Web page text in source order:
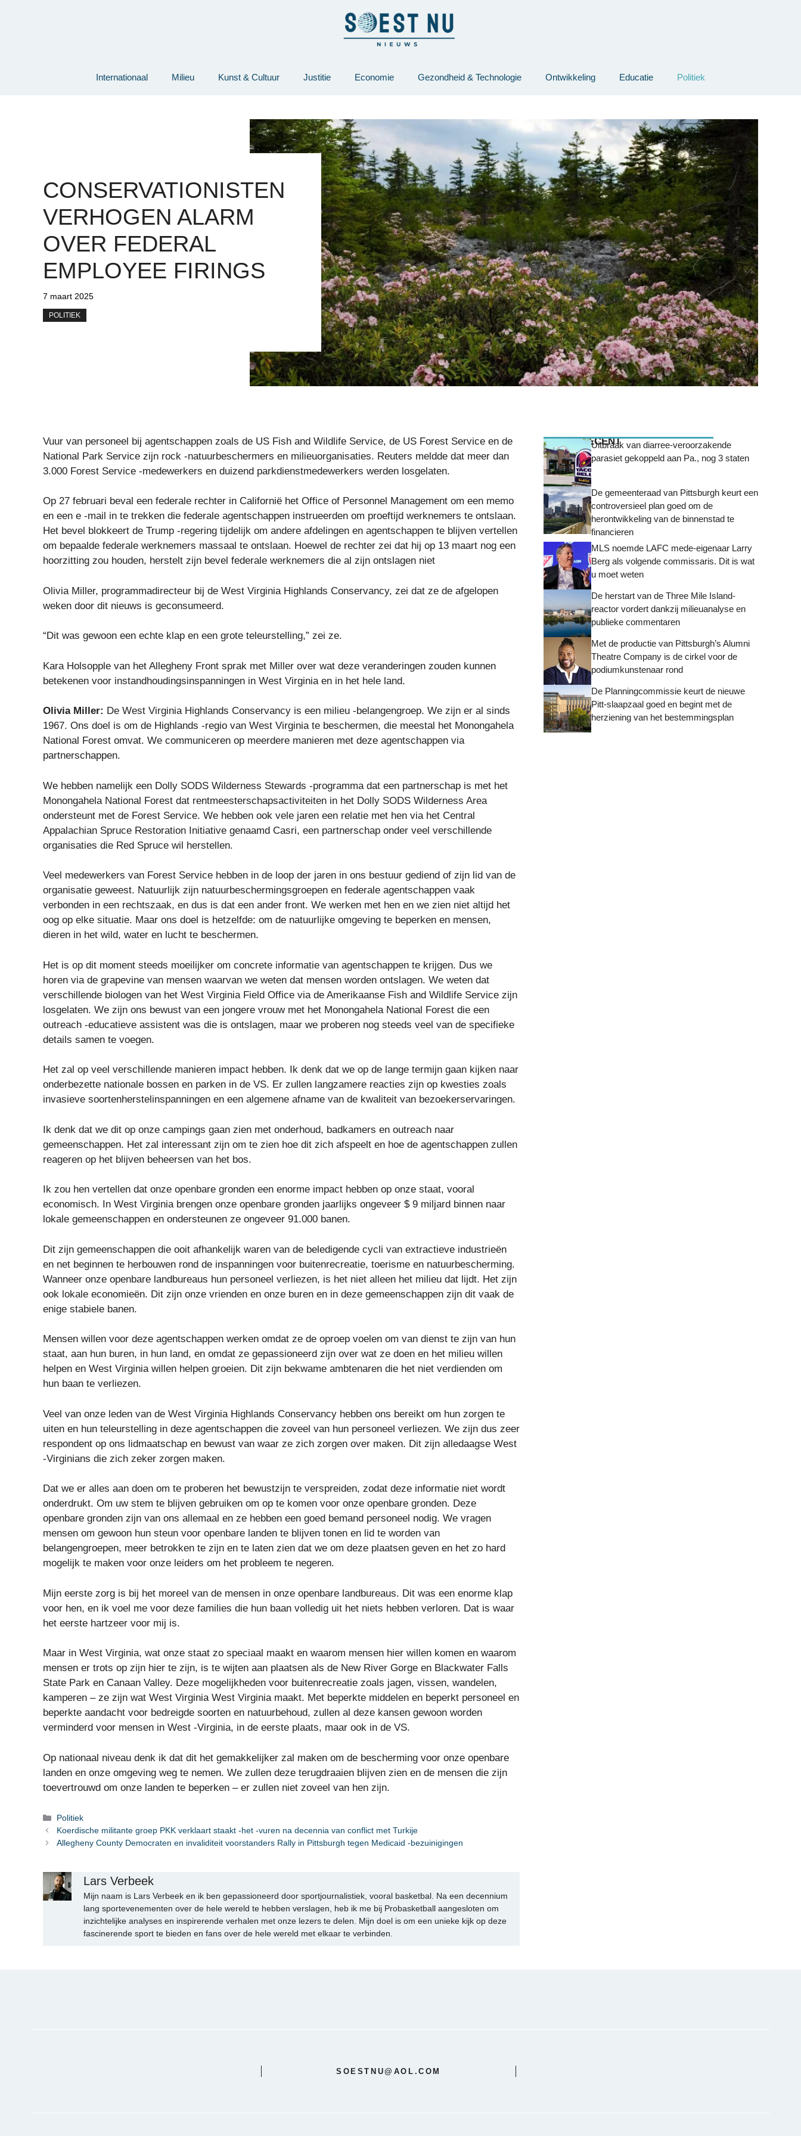
Internationaal Milieu Kunst & Cultuur Justitie Economie Gezondheid & Technologie Ontwikkeling Educatie Politiek
CONSERVATIONISTEN
VERHOGEN ALARM
OVER FEDERAL
EMPLOYEE FIRINGS
7 maart 2025
POLITIEK
Vuur van personeel bij agentschappen zoals de US Fish and Wildlife Service, de US Forest Service en de
National Park Service zijn rock -natuurbeschermers en milieuorganisaties. Reuters meldde dat meer dan
3.000 Forest Service -medewerkers en duizend parkdienstmedewerkers werden losgelaten.
Op 27 februari beval een federale rechter in Californië het Office of Personnel Management om een ​​memo
en een e -mail in te trekken die federale agentschappen instrueerden om proeftijd werknemers te ontslaan.
Het bevel blokkeert de Trump -regering tijdelijk om andere afdelingen en agentschappen te blijven vertellen
om bepaalde federale werknemers massaal te ontslaan. Hoewel de rechter zei dat hij op 13 maart nog een
hoorzitting zou houden, herstelt zijn bevel federale werknemers die al zijn ontslagen niet
Olivia Miller, programmadirecteur bij de West Virginia Highlands Conservancy, zei dat ze de afgelopen
weken door dit nieuws is geconsumeerd.
“Dit was gewoon een echte klap en een grote teleurstelling,” zei ze.
Kara Holsopple van het Allegheny Front sprak met Miller over wat deze veranderingen zouden kunnen
betekenen voor instandhoudingsinspanningen in West Virginia en in het hele land.
Olivia Miller: De West Virginia Highlands Conservancy is een milieu -belangengroep. We zijn er al sinds
1967. Ons doel is om de Highlands -regio van West Virginia te beschermen, die meestal het Monongahela
National Forest omvat. We communiceren op meerdere manieren met deze agentschappen via
partnerschappen.
We hebben namelijk een Dolly SODS Wilderness Stewards -programma dat een partnerschap is met het
Monongahela National Forest dat rentmeesterschapsactiviteiten in het Dolly SODS Wilderness Area
ondersteunt met de Forest Service. We hebben ook vele jaren een relatie met hen via het Central
Appalachian Spruce Restoration Initiative genaamd Casri, een partnerschap onder veel verschillende
organisaties die Red Spruce wil herstellen.
Veel medewerkers van Forest Service hebben in de loop der jaren in ons bestuur gediend of zijn lid van de
organisatie geweest. Natuurlijk zijn natuurbeschermingsgroepen en federale agentschappen vaak
verbonden in een rechtszaak, en dus is dat een ander front. We werken met hen en we zien niet altijd het
oog op elke situatie. Maar ons doel is hetzelfde: om de natuurlijke omgeving te beperken en mensen,
dieren in het wild, water en lucht te beschermen.
Het is op dit moment steeds moeilijker om concrete informatie van agentschappen te krijgen. Dus we
horen via de grapevine van mensen waarvan we weten dat mensen worden ontslagen. We weten dat
verschillende biologen van het West Virginia Field Office via de Amerikaanse Fish and Wildlife Service zijn
losgelaten. We zijn ons bewust van een jongere vrouw met het Monongahela National Forest die een
outreach -educatieve assistent was die is ontslagen, maar we proberen nog steeds veel van de specifieke
details samen te voegen.
Het zal op veel verschillende manieren impact hebben. Ik denk dat we op de lange termijn gaan kijken naar
onderbezette nationale bossen en parken in de VS. Er zullen langzamere reacties zijn op kwesties zoals
invasieve soortenherstelinspanningen en een algemene afname van de kwaliteit van bezoekerservaringen.
Ik denk dat we dit op onze campings gaan zien met onderhoud, badkamers en outreach naar
gemeenschappen. Het zal interessant zijn om te zien hoe dit zich afspeelt en hoe de agentschappen zullen
reageren op het blijven beheersen van het bos.
Ik zou hen vertellen dat onze openbare gronden een enorme impact hebben op onze staat, vooral
economisch. In West Virginia brengen onze openbare gronden jaarlijks ongeveer $ 9 miljard binnen naar
lokale gemeenschappen en ondersteunen ze ongeveer 91.000 banen.
Dit zijn gemeenschappen die ooit afhankelijk waren van de beledigende cycli van extractieve industrieën
en net beginnen te herbouwen rond de inspanningen voor buitenrecreatie, toerisme en natuurbescherming.
Wanneer onze openbare landbureaus hun personeel verliezen, is het niet alleen het milieu dat lijdt. Het zijn
ook lokale economieën. Dit zijn onze vrienden en onze buren en in deze gemeenschappen zijn dit vaak de
enige stabiele banen.
Mensen willen voor deze agentschappen werken omdat ze de oproep voelen om van dienst te zijn van hun
staat, aan hun buren, in hun land, en omdat ze gepassioneerd zijn over wat ze doen en het milieu willen
helpen en West Virginia willen helpen groeien. Dit zijn bekwame ambtenaren die het niet verdienden om
hun baan te verliezen.
Veel van onze leden van de West Virginia Highlands Conservancy hebben ons bereikt om hun zorgen te
uiten en hun teleurstelling in deze agentschappen die zoveel van hun personeel verliezen. We zijn dus zeer
respondent op ons lidmaatschap en bewust van waar ze zich zorgen over maken. Dit zijn alledaagse West
-Virginians die zich zeker zorgen maken.
Dat we er alles aan doen om te proberen het bewustzijn te verspreiden, zodat deze informatie niet wordt
onderdrukt. Om uw stem te blijven gebruiken om op te komen voor onze openbare gronden. Deze
openbare gronden zijn van ons allemaal en ze hebben een goed bemand personeel nodig. We vragen
mensen om gewoon hun steun voor openbare landen te blijven tonen en lid te worden van
belangengroepen, meer betrokken te zijn en te laten zien dat we om deze plaatsen geven en het zo hard
mogelijk te maken voor onze leiders om het probleem te negeren.
Mijn eerste zorg is bij het moreel van de mensen in onze openbare landbureaus. Dit was een enorme klap
voor hen, en ik voel me voor deze families die hun baan volledig uit het niets hebben verloren. Dat is waar
het eerste hartzeer voor mij is.
Maar in West Virginia, wat onze staat zo speciaal maakt en waarom mensen hier willen komen en waarom
mensen er trots op zijn hier te zijn, is te wijten aan plaatsen als de New River Gorge en Blackwater Falls
State Park en Canaan Valley. Deze mogelijkheden voor buitenrecreatie zoals jagen, vissen, wandelen,
kamperen – ze zijn wat West Virginia West Virginia maakt. Met beperkte middelen en beperkt personeel en
beperkte aandacht voor bedreigde soorten en natuurbehoud, zullen al deze kansen gewoon worden
verminderd voor mensen in West -Virginia, in de eerste plaats, maar ook in de VS.
Op nationaal niveau denk ik dat dit het gemakkelijker zal maken om de bescherming voor onze openbare
landen en onze omgeving weg te nemen. We zullen deze terugdraaien blijven zien en de mensen die zijn
toevertrouwd om onze landen te beperken – er zullen niet zoveel van hen zijn.
Categorieën
Politiek
Koerdische militante groep PKK verklaart staakt -het -vuren na decennia van conflict met Turkije
Allegheny County Democraten en invaliditeit voorstanders Rally in Pittsburgh tegen Medicaid -bezuinigingen
Lars Verbeek
Mijn naam is Lars Verbeek en ik ben gepassioneerd door sportjournalistiek, vooral basketbal. Na een decennium
lang sportevenementen over de hele wereld te hebben verslagen, heb ik me bij Probasketball aangesloten om
inzichtelijke analyses en inspirerende verhalen met onze lezers te delen. Mijn doel is om een unieke kijk op deze
fascinerende sport te bieden en fans over de hele wereld met elkaar te verbinden.
MEEST RECENTUitbraak van diarree-veroorzakende
parasiet gekoppeld aan Pa., nog 3 staten
De gemeenteraad van Pittsburgh keurt een
controversieel plan goed om de
herontwikkeling van de binnenstad te
financieren
MLS noemde LAFC mede-eigenaar Larry
Berg als volgende commissaris. Dit is wat
u moet weten
De herstart van de Three Mile Island-
reactor vordert dankzij milieuanalyse en
publieke commentaren
Met de productie van Pittsburgh’s Alumni
Theatre Company is de cirkel voor de
podiumkunstenaar rond
De Planningcommissie keurt de nieuwe
Pitt-slaapzaal goed en begint met de
herziening van het bestemmingsplan
SOESTNU@AOL.COM